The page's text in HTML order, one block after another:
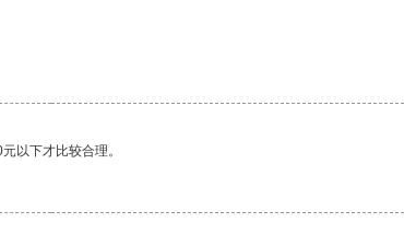
以下才比较合理。